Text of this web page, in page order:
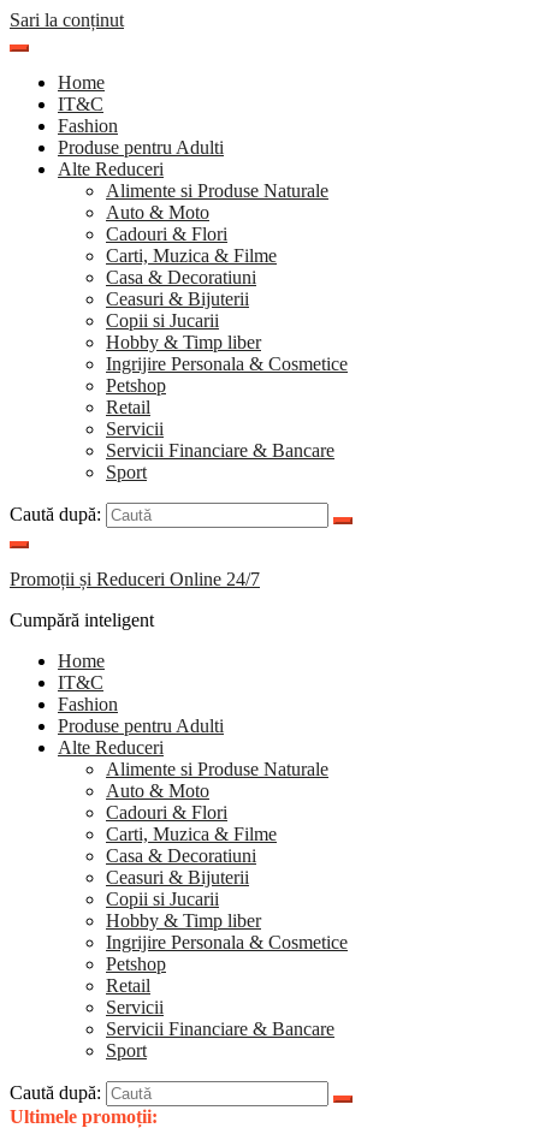
Sari la conținut
Home
IT&C
Fashion
Produse pentru Adulti
Alte Reduceri
Alimente si Produse Naturale
Auto & Moto
Cadouri & Flori
Carti, Muzica & Filme
Casa & Decoratiuni
Ceasuri & Bijuterii
Copii si Jucarii
Hobby & Timp liber
Ingrijire Personala & Cosmetice
Petshop
Retail
Servicii
Servicii Financiare & Bancare
Sport
Caută după:
Promoții și Reduceri Online 24/7
Cumpără inteligent
Home
IT&C
Fashion
Produse pentru Adulti
Alte Reduceri
Alimente si Produse Naturale
Auto & Moto
Cadouri & Flori
Carti, Muzica & Filme
Casa & Decoratiuni
Ceasuri & Bijuterii
Copii si Jucarii
Hobby & Timp liber
Ingrijire Personala & Cosmetice
Petshop
Retail
Servicii
Servicii Financiare & Bancare
Sport
Caută după:
Ultimele promoții: